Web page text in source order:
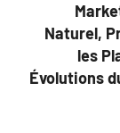
Naturel,
les
Évolutions